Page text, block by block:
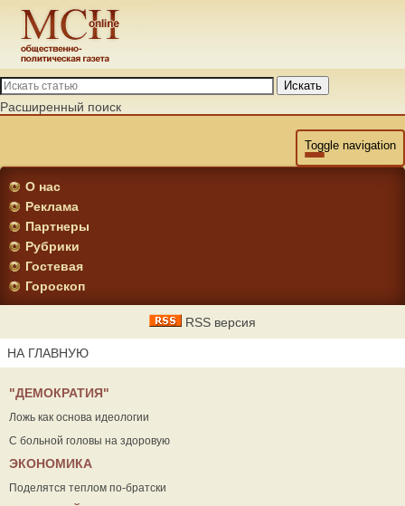
Искать
Расширенный поиск
Toggle navigation
О нас
Реклама
Партнеры
Рубрики
Гостевая
Гороскоп
RSS версия
НА ГЛАВНУЮ
"ДЕМОКРАТИЯ"
Ложь как основа идеологии
С больной головы на здоровую
ЭКОНОМИКА
Поделятся теплом по-братски